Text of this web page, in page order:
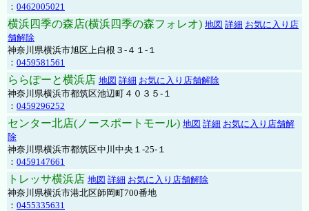
： 0462005021
横浜四季の森店(横浜四季の森フォレオ) 地図 詳細 お気に入り店
舗解除
神奈川県横浜市旭区上白根３-４１-１
： 0459581561
ららぽーと横浜店 地図 詳細 お気に入り店舗解除
神奈川県横浜市都筑区池辺町４０３５-１
： 0459296252
センター北店(ノースポートモール) 地図 詳細 お気に入り店舗解
除
神奈川県横浜市都筑区中川中央１-25-１
： 0459147661
トレッサ横浜店 地図 詳細 お気に入り店舗解除
神奈川県横浜市港北区師岡町700番地
： 0455335631